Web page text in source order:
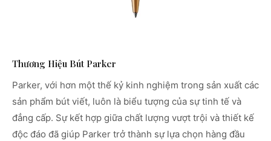
Thương Hiệu Bút Parker
Parker, với hơn một thế kỷ kinh nghiệm trong sản xuất các
sản phẩm bút viết, luôn là biểu tượng của sự tinh tế và
đẳng cấp. Sự kết hợp giữa chất lượng vượt trội và thiết kế
độc đáo đã giúp Parker trở thành sự lựa chọn hàng đầu